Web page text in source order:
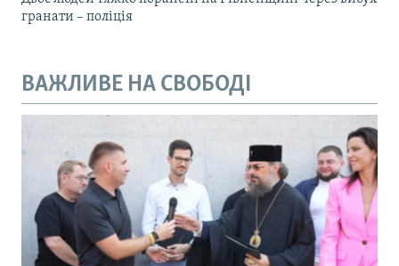
гранати – поліція
ВАЖЛИВЕ НА СВОБОДІ